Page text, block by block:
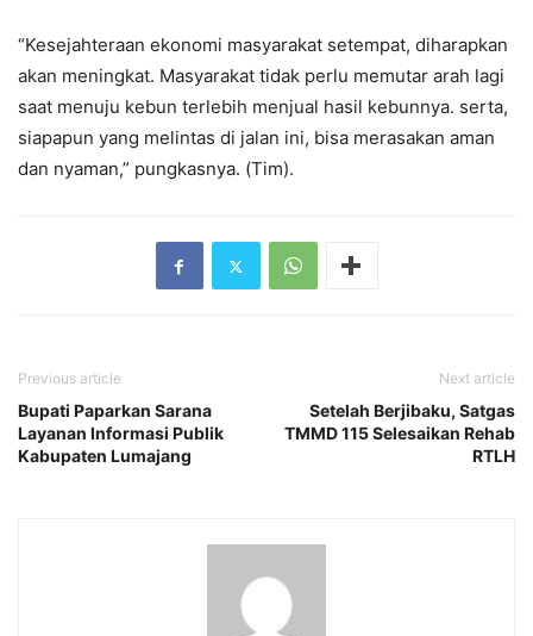
“Kesejahteraan ekonomi masyarakat setempat, diharapkan
akan meningkat. Masyarakat tidak perlu memutar arah lagi
saat menuju kebun terlebih menjual hasil kebunnya. serta,
siapapun yang melintas di jalan ini, bisa merasakan aman
dan nyaman,” pungkasnya. (Tim).
Previous article
Bupati Paparkan Sarana
Layanan Informasi Publik
Kabupaten Lumajang
Next article
Setelah Berjibaku, Satgas
TMMD 115 Selesaikan Rehab
RTLH